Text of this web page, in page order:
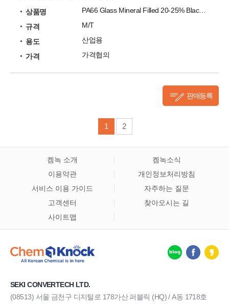
상품명
PA66 Glass Mineral Filled 20-25% Black Regrind
규격
M/T
용도
산업용
가격
가격협의
판매등록
1 2
켐녹 소개
켐녹소식
이용약관
개인정보처리방침
서비스 이용 가이드
자주하는 질문
고객센터
찾아오시는 길
사이트맵
SEKI CONVERTECH LTD.
(08513) 서울 금천구 디지털로 178가산 퍼블릭 (HQ) / A동 1718호